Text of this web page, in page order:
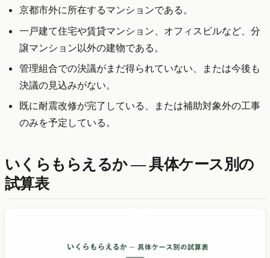
京都市外に所在するマンションである。
一戸建て住宅や賃貸マンション、オフィスビルなど、分
譲マンション以外の建物である。
管理組合での決議がまだ得られていない、または今後も
決議の見込みがない。
既に耐震改修が完了している、または補助対象外の工事
のみを予定している。
いくらもらえるか — 具体ケース別の
試算表